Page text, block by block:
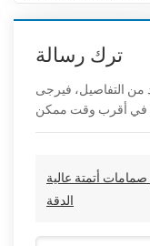
ترك رسالة
من التفاصيل، فيرجى
أتمتة عالية
الدقة